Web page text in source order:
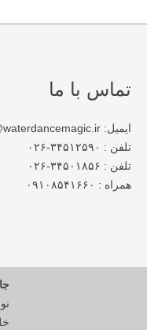
تماس با ما
ایمیل: info@waterdancemagic.ir
تلفن : ۳۴۵۱۲۵۹۰-۰۲۶
تلفن : ۳۴۵۰۱۸۵۶-۰۲۶
همراه : ۰۹۱۰۸۵۴۱۶۶۰